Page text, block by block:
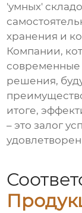
'умных'
хранения и
Компании,
современные
решения,
итоге,
– это залог